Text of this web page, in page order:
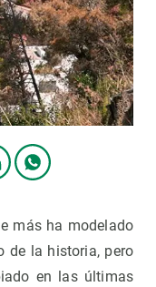
más ha modelado
de la historia, pero
en las últimas